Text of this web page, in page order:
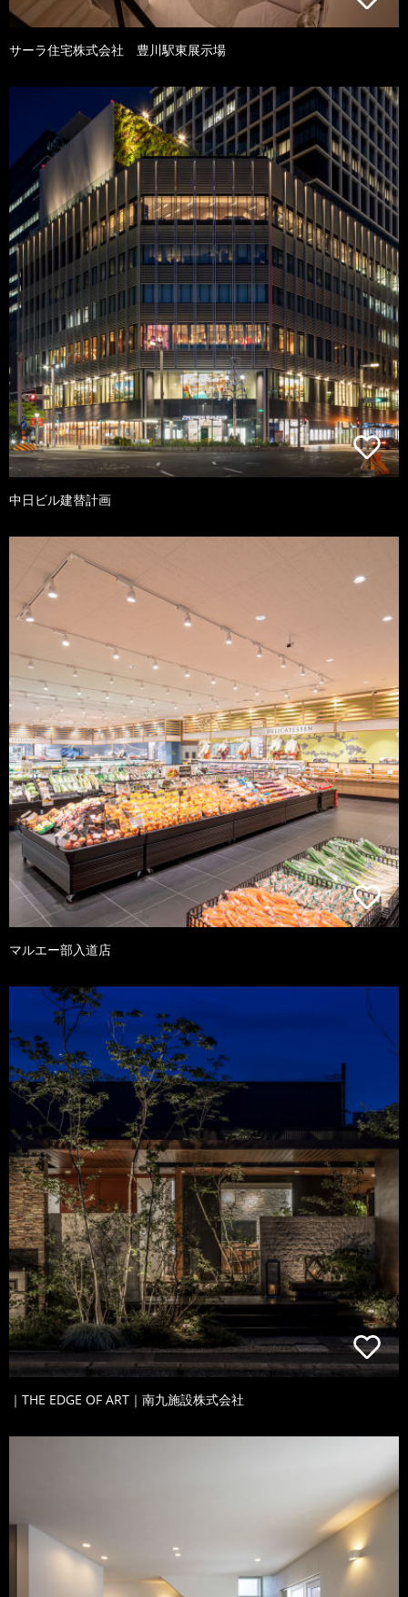
サーラ住宅株式会社 豊川駅東展示場
中日ビル建替計画
マルエー部入道店
｜THE EDGE OF ART｜南九施設株式会社